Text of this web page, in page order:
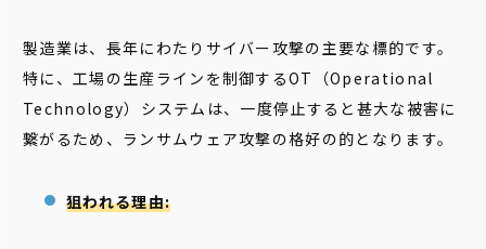
製造業は、長年にわたりサイバー攻撃の主要な標的です。
特に、工場の生産ラインを制御するOT（Operational
Technology）システムは、一度停止すると甚大な被害に
繋がるため、ランサムウェア攻撃の格好の的となります。
狙われる理由: